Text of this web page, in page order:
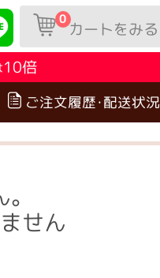
0カートをみる
10倍
ご注文履歴･配送状況
せん